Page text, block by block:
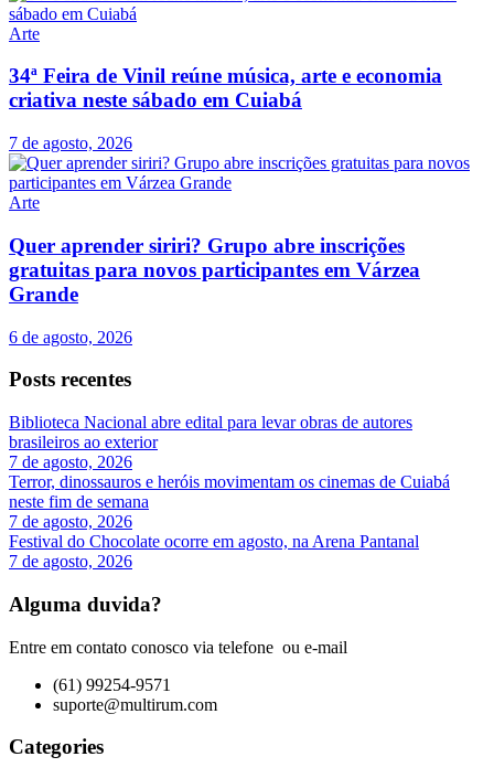
Arte
34ª Feira de Vinil reúne música, arte e economia
criativa neste sábado em Cuiabá
7 de agosto, 2026
Arte
Quer aprender siriri? Grupo abre inscrições
gratuitas para novos participantes em Várzea
Grande
6 de agosto, 2026
Posts recentes
Biblioteca Nacional abre edital para levar obras de autores
brasileiros ao exterior
7 de agosto, 2026
Terror, dinossauros e heróis movimentam os cinemas de Cuiabá
neste fim de semana
7 de agosto, 2026
Festival do Chocolate ocorre em agosto, na Arena Pantanal
7 de agosto, 2026
Alguma duvida?
Entre em contato conosco via telefone ou e-mail
(61) 99254-9571
suporte@multirum.com
Categories